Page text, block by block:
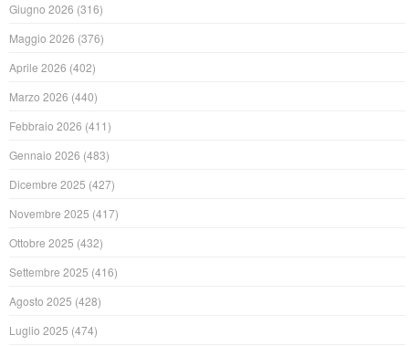
Giugno 2026 (316)
Maggio 2026 (376)
Aprile 2026 (402)
Marzo 2026 (440)
Febbraio 2026 (411)
Gennaio 2026 (483)
Dicembre 2025 (427)
Novembre 2025 (417)
Ottobre 2025 (432)
Settembre 2025 (416)
Agosto 2025 (428)
Luglio 2025 (474)